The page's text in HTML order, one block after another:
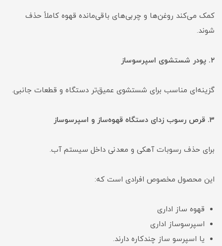
کمک می‌کند روغن‌ها و چربی‌های باقی‌مانده قهوه کاملاً حذف
شوند.
۲. پودر شستشوی اسپرسوساز
گزینه‌ای مناسب برای شستشوی عمیق‌تر دستگاه و قطعات جانبی.
۳. قرص رسوب زدای دستگاه قهوه‌ساز و اسپرسوساز
برای حذف رسوبات آهکی و معدنی داخل سیستم آب.
این محصول مخصوص افرادی است که:
قهوه ساز اداری
اسپرسوساز اداری
یا اسپرسو ساز چندکاره دارند.